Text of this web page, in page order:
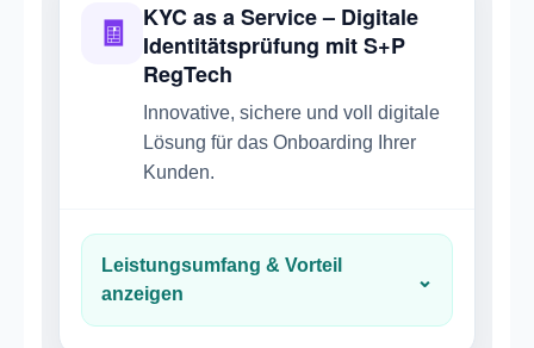
🧾
KYC as a Service – Digitale
Identitätsprüfung mit S+P
RegTech
Innovative, sichere und voll digitale
Lösung für das Onboarding Ihrer
Kunden.
Leistungsumfang & Vorteil
anzeigen
⌄